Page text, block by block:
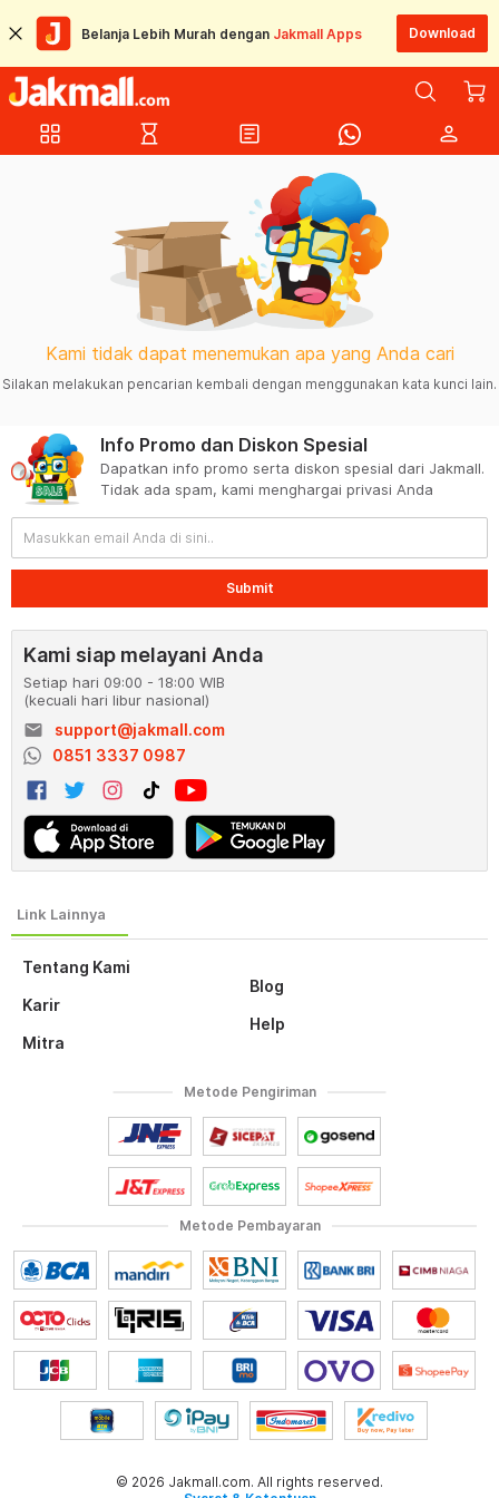
Belanja Lebih Murah dengan Jakmall Apps Download
grid_view hourglass_empty article person
Kami tidak dapat menemukan apa yang Anda cari
Silakan melakukan pencarian kembali dengan menggunakan kata kunci lain.
Tentang Kami
Karir
Mitra
Blog
Help
Info Promo dan Diskon Spesial
Dapatkan info promo serta diskon spesial dari Jakmall.
Tidak ada spam, kami menghargai privasi Anda
Submit
Kami siap melayani Anda
Setiap hari 09:00 - 18:00 WIB
(kecuali hari libur nasional)
email
support@jakmall.com
0851 3337 0987
Metode Pembayaran
Metode Pengiriman
© 2026 Jakmall.com. All rights reserved.